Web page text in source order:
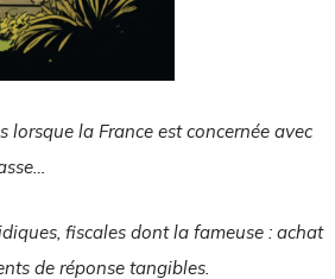
lorsque la France est concernée avec
fiscales dont la fameuse : achat
de réponse tangibles.